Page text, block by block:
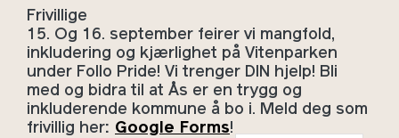
Frivillige
15. Og 16. september feirer vi mangfold,
inkludering og kjærlighet på Vitenparken
under Follo Pride! Vi trenger DIN hjelp! Bli
med og bidra til at Ås er en trygg og
inkluderende kommune å bo i. Meld deg som
frivillig her: Google Forms!